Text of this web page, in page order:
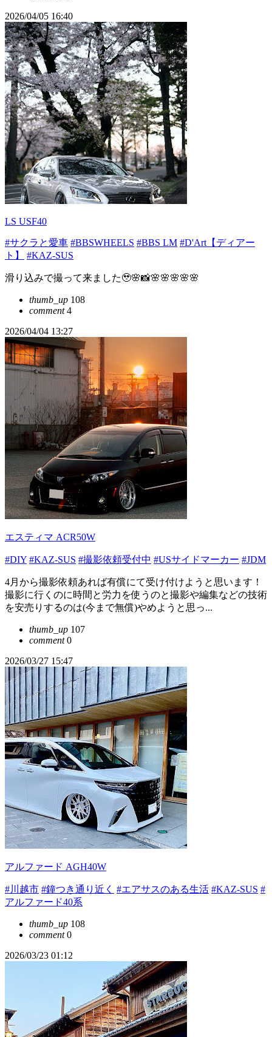
2026/04/05 16:40
LS USF40
#サクラと愛車 #BBSWHEELS #BBS LM #D'Art【ディアー
ト】
#KAZ-SUS
滑り込みで撮って来ました🥹🌸📸🌸🌸🌸🌸🌸
thumb_up 108
comment4
2026/04/04 13:27
エスティマ ACR50W
#DIY #KAZ-SUS #撮影依頼受付中 #USサイドマーカー #JDM
4月から撮影依頼あれば有償にて受け付けようと思います！
撮影に行くのに時間と労力を使うのと撮影や編集などの技術
を安売りするのは(今まで無償)やめようと思っ...
thumb_up 107
comment0
2026/03/27 15:47
アルファード AGH40W
#川越市 #鐘つき通り近く #エアサスのある生活 #KAZ-SUS #
アルファード40系
thumb_up 108
comment0
2026/03/23 01:12